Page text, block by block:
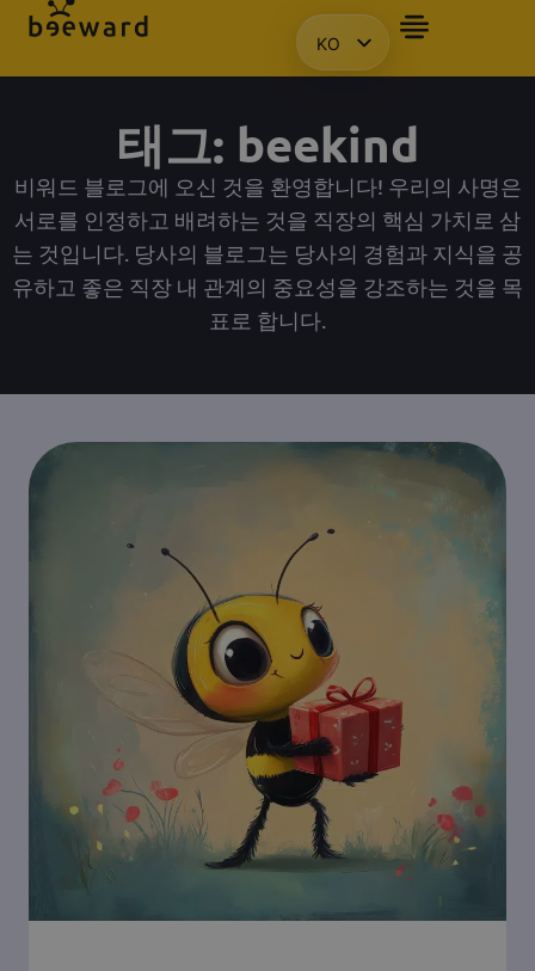
KO
HU
PL
태그: beekind
비워드 블로그에 오신 것을 환영합니다! 우리의 사명은
서로를 인정하고 배려하는 것을 직장의 핵심 가치로 삼
는 것입니다. 당사의 블로그는 당사의 경험과 지식을 공
유하고 좋은 직장 내 관계의 중요성을 강조하는 것을 목
표로 합니다.